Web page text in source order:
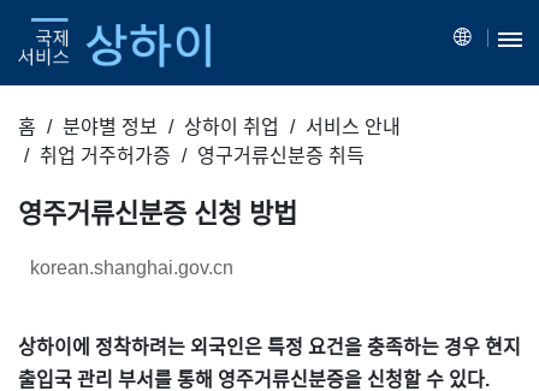
홈 분야별 정보 상하이 취업
서비스 안내
취업 거주허가증
영구거류신분증 취득
영주거류신분증 신청 방법
korean.shanghai.gov.cn
상하이에 정착하려는 외국인은 특정 요건을 충족하는 경우 현지
출입국 관리 부서를 통해 영주거류신분증을 신청할 수 있다.